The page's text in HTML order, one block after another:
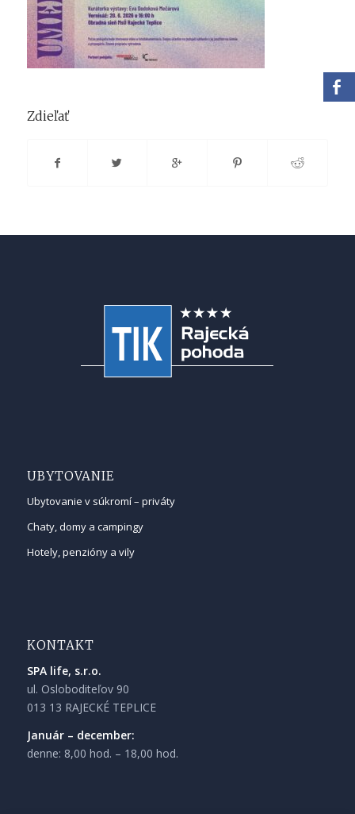
Zdieľať
UBYTOVANIE
Ubytovanie v súkromí – priváty
Chaty, domy a campingy
Hotely, penzióny a vily
KONTAKT
SPA life, s.r.o.
ul. Osloboditeľov 90
013 13 RAJECKÉ TEPLICE
Január – december:
denne: 8,00 hod. – 18,00 hod.